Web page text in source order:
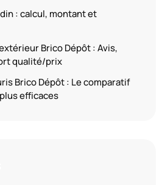
: calcul, montant et
Brico Dépôt : Avis,
qualité/prix
Brico Dépôt : Le comparatif
efficaces